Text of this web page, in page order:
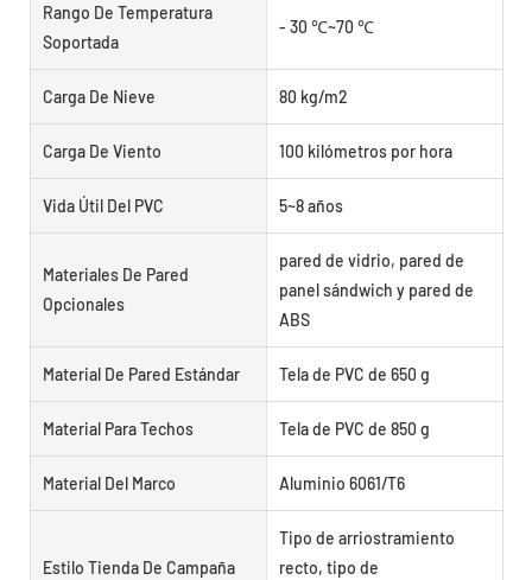
Rango De Temperatura
Soportada
- 30 ℃~70 ℃
Carga De Nieve 80 kg/m2
Carga De Viento 100 kilómetros por hora
Vida Útil Del PVC 5~8 años
Materiales De Pared
Opcionales
pared de vidrio, pared de
panel sándwich y pared de
ABS
Material De Pared Estándar Tela de PVC de 650 g
Material Para Techos Tela de PVC de 850 g
Material Del Marco Aluminio 6061/T6
Estilo Tienda De Campaña
Tipo de arriostramiento
recto, tipo de